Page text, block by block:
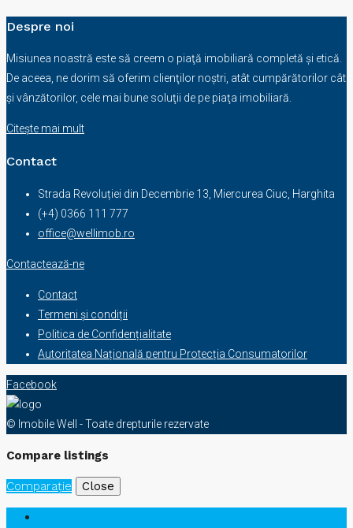
Despre noi
Misiunea noastră este să creem o piaţă imobiliară completă şi etică.
De aceea, ne dorim să oferim clienţilor noştri, atât cumpărătorilor cât
şi vânzătorilor, cele mai bune soluţii de pe piaţa imobiliară.
Citește mai mult
Contact
Strada Revoluției din Decembrie 13, Miercurea Ciuc, Harghita
(+4) 0366 111 777
office@wellimob.ro
Contactează-ne
Contact
Termeni și condiții
Politica de Confidențialitate
Autoritatea Națională pentru Protecția Consumatorilor
Facebook
© Imobile Well - Toate drepturile rezervate
Compare listings
Comparaţie Close